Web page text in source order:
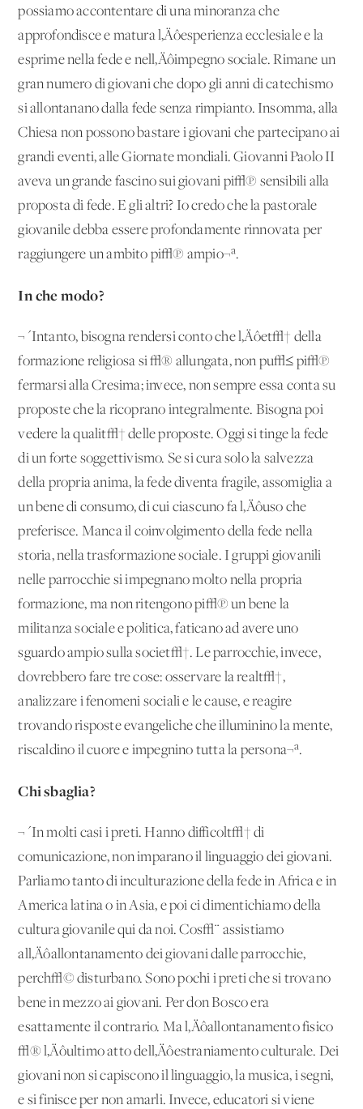
possiamo accontentare di una minoranza che
approfondisce e matura l‚Äôesperienza ecclesiale e la
esprime nella fede e nell‚Äôimpegno sociale. Rimane un
gran numero di giovani che dopo gli anni di catechismo
si allontanano dalla fede senza rimpianto. Insomma, alla
Chiesa non possono bastare i giovani che partecipano ai
grandi eventi, alle Giornate mondiali. Giovanni Paolo II
aveva un grande fascino sui giovani pi√π sensibili alla
proposta di fede. E gli altri? Io credo che la pastorale
giovanile debba essere profondamente rinnovata per
raggiungere un ambito pi√π ampio¬ª.
In che modo?
¬´Intanto, bisogna rendersi conto che l‚Äôet√† della
formazione religiosa si √® allungata, non pu√≤ pi√π
fermarsi alla Cresima; invece, non sempre essa conta su
proposte che la ricoprano integralmente. Bisogna poi
vedere la qualit√† delle proposte. Oggi si tinge la fede
di un forte soggettivismo. Se si cura solo la salvezza
della propria anima, la fede diventa fragile, assomiglia a
un bene di consumo, di cui ciascuno fa l‚Äôuso che
preferisce. Manca il coinvolgimento della fede nella
storia, nella trasformazione sociale. I gruppi giovanili
nelle parrocchie si impegnano molto nella propria
formazione, ma non ritengono pi√π un bene la
militanza sociale e politica, faticano ad avere uno
sguardo ampio sulla societ√†. Le parrocchie, invece,
dovrebbero fare tre cose: osservare la realt√†,
analizzare i fenomeni sociali e le cause, e reagire
trovando risposte evangeliche che illuminino la mente,
riscaldino il cuore e impegnino tutta la persona¬ª.
Chi sbaglia?
¬´In molti casi i preti. Hanno difficolt√† di
comunicazione, non imparano il linguaggio dei giovani.
Parliamo tanto di inculturazione della fede in Africa e in
America latina o in Asia, e poi ci dimentichiamo della
cultura giovanile qui da noi. Cos√¨ assistiamo
all‚Äôallontanamento dei giovani dalle parrocchie,
perch√© disturbano. Sono pochi i preti che si trovano
bene in mezzo ai giovani. Per don Bosco era
esattamente il contrario. Ma l‚Äôallontanamento fisico
√® l‚Äôultimo atto dell‚Äôestraniamento culturale. Dei
giovani non si capiscono il linguaggio, la musica, i segni,
e si finisce per non amarli. Invece, educatori si viene